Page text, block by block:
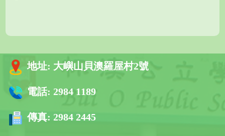
地址: 大嶼山貝澳羅屋村2號
電話: 2984 1189
傳真: 2984 2445